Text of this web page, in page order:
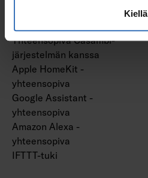
Kiellä
Vakiovalovirta-ohjaus (CLO)
Yhteensopiva Casambi-
järjestelmän kanssa
Apple HomeKit -
yhteensopiva
Google Assistant -
yhteensopiva
Amazon Alexa -
yhteensopiva
IFTTT-tuki